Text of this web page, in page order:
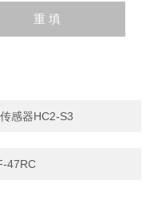
感器HC2-S3
47RC